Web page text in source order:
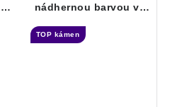
nádhernou barvou ve
TOP kámen